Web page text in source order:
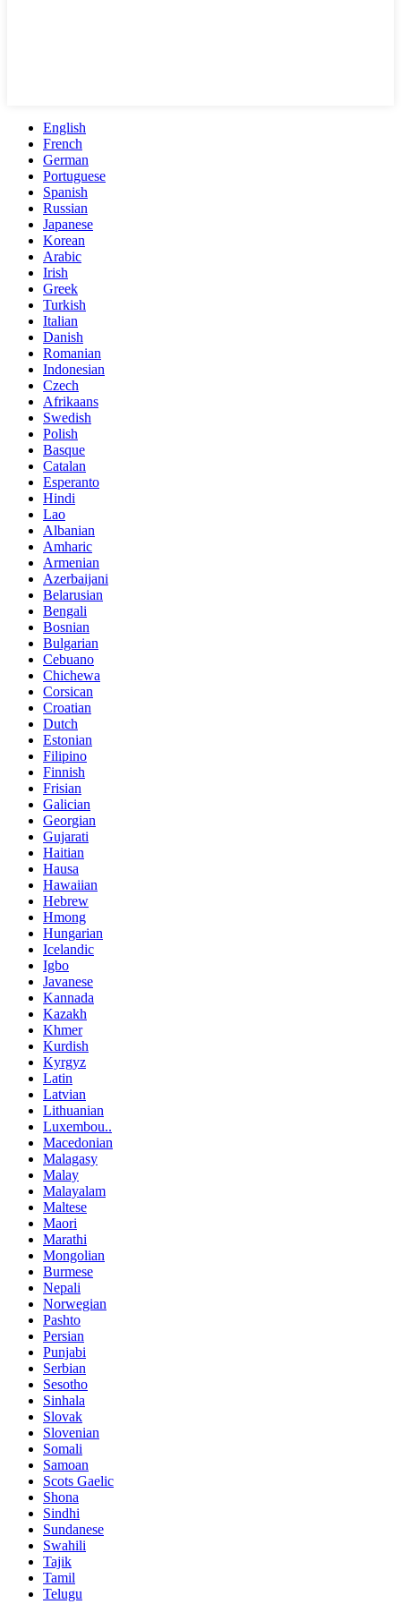
English
French
German
Portuguese
Spanish
Russian
Japanese
Korean
Arabic
Irish
Greek
Turkish
Italian
Danish
Romanian
Indonesian
Czech
Afrikaans
Swedish
Polish
Basque
Catalan
Esperanto
Hindi
Lao
Albanian
Amharic
Armenian
Azerbaijani
Belarusian
Bengali
Bosnian
Bulgarian
Cebuano
Chichewa
Corsican
Croatian
Dutch
Estonian
Filipino
Finnish
Frisian
Galician
Georgian
Gujarati
Haitian
Hausa
Hawaiian
Hebrew
Hmong
Hungarian
Icelandic
Igbo
Javanese
Kannada
Kazakh
Khmer
Kurdish
Kyrgyz
Latin
Latvian
Lithuanian
Luxembou..
Macedonian
Malagasy
Malay
Malayalam
Maltese
Maori
Marathi
Mongolian
Burmese
Nepali
Norwegian
Pashto
Persian
Punjabi
Serbian
Sesotho
Sinhala
Slovak
Slovenian
Somali
Samoan
Scots Gaelic
Shona
Sindhi
Sundanese
Swahili
Tajik
Tamil
Telugu